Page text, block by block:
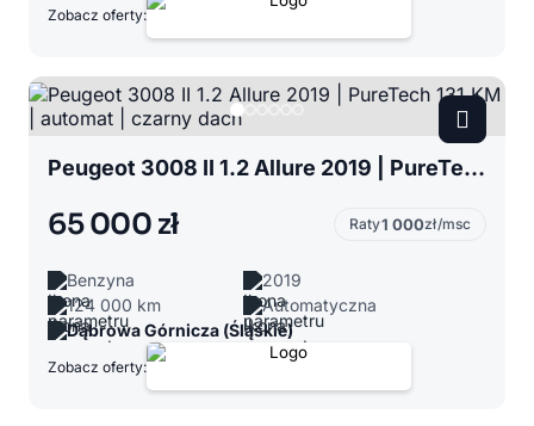
Zobacz oferty:
Peugeot 3008 II 1.2 Allure 2019 | PureTech 131 KM | automat | czarny dach
65 000 zł Raty1 000zł/msc
Benzyna
2019
124 000 km
Automatyczna
Dąbrowa Górnicza (Śląskie)
Zobacz oferty: